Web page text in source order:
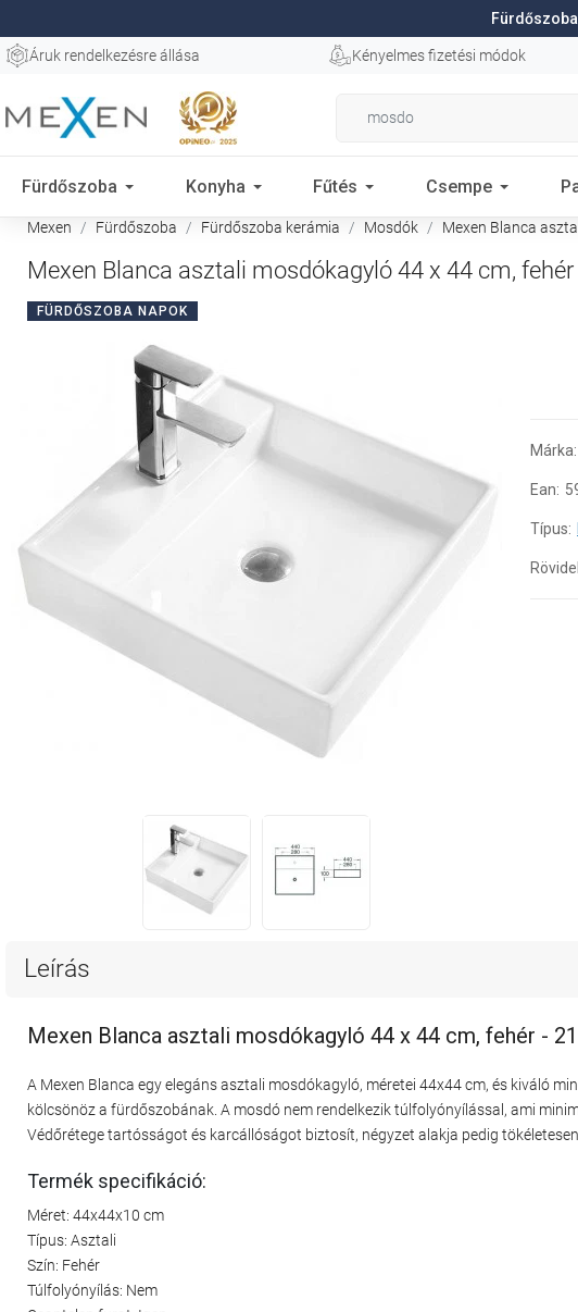
Áruk rendelkezésre állása Kényelmes fizetési módok
Fürdőszoba Konyha Fűtés Csempe
Mexen Fürdőszoba Fürdőszoba kerámia Mosdók Mexen Blanca
Mexen Blanca asztali mosdókagyló 44 x 44 cm,
FÜRDŐSZOBA NAPOK
Márka:
Ean:
Típus:
Leírás
Mexen Blanca asztali mosdókagyló 44 x 44 cm, fehér -
A Mexen Blanca egy elegáns asztali mosdókagyló, méretei 44x44 cm, és kiváló
kölcsönöz a fürdőszobának. A mosdó nem rendelkezik túlfolyónyílással, ami
Védőrétege tartósságot és karcállóságot biztosít, négyzet alakja pedig
Termék specifikáció:
Méret: 44x44x10 cm
Típus: Asztali
Szín: Fehér
Túlfolyónyílás: Nem